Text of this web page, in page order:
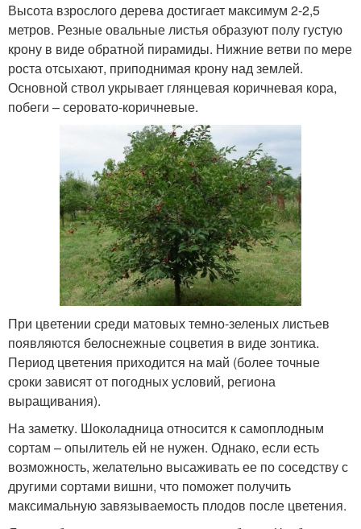
Высота взрослого дерева достигает максимум 2-2,5
метров. Резные овальные листья образуют полу густую
крону в виде обратной пирамиды. Нижние ветви по мере
роста отсыхают, приподнимая крону над землей.
Основной ствол укрывает глянцевая коричневая кора,
побеги – серовато-коричневые.
При цветении среди матовых темно-зеленых листьев
появляются белоснежные соцветия в виде зонтика.
Период цветения приходится на май (более точные
сроки зависят от погодных условий, региона
выращивания).
На заметку. Шоколадница относится к самоплодным
сортам – опылитель ей не нужен. Однако, если есть
возможность, желательно высаживать ее по соседству с
другими сортами вишни, что поможет получить
максимальную завязываемость плодов после цветения.